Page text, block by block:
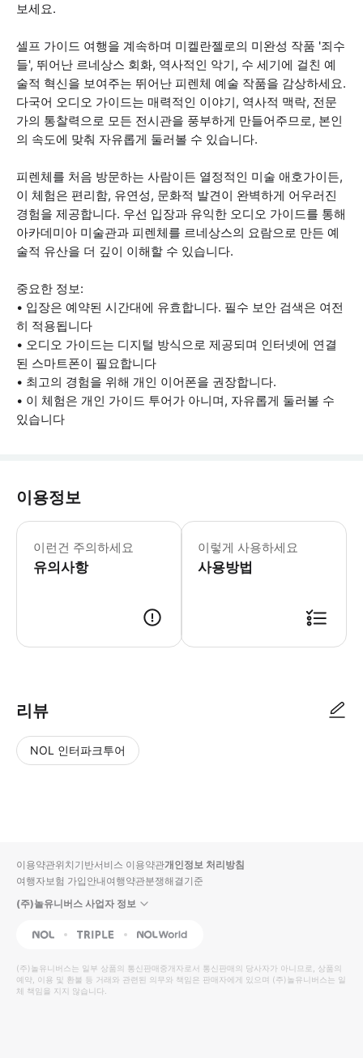
보세요.
셀프 가이드 여행을 계속하며 미켈란젤로의 미완성 작품 '죄수
들', 뛰어난 르네상스 회화, 역사적인 악기, 수 세기에 걸친 예
술적 혁신을 보여주는 뛰어난 피렌체 예술 작품을 감상하세요.
다국어 오디오 가이드는 매력적인 이야기, 역사적 맥락, 전문
가의 통찰력으로 모든 전시관을 풍부하게 만들어주므로, 본인
의 속도에 맞춰 자유롭게 둘러볼 수 있습니다.
피렌체를 처음 방문하는 사람이든 열정적인 미술 애호가이든,
이 체험은 편리함, 유연성, 문화적 발견이 완벽하게 어우러진
경험을 제공합니다. 우선 입장과 유익한 오디오 가이드를 통해
아카데미아 미술관과 피렌체를 르네상스의 요람으로 만든 예
술적 유산을 더 깊이 이해할 수 있습니다.
중요한 정보:
• 입장은 예약된 시간대에 유효합니다. 필수 보안 검색은 여전
히 적용됩니다
• 오디오 가이드는 디지털 방식으로 제공되며 인터넷에 연결
된 스마트폰이 필요합니다
• 최고의 경험을 위해 개인 이어폰을 권장합니다.
• 이 체험은 개인 가이드 투어가 아니며, 자유롭게 둘러볼 수
있습니다
이용정보
이런건 주의하세요
유의사항
이렇게 사용하세요
사용방법
리뷰
NOL 인터파크투어
입니
다.
높
은
순
동
영
상
순
상
이용약관위치기반서비스 이용약관개인정보 처리방침
여행자보험 가입안내여행약관분쟁해결기준
(주)놀유니버스 사업자 정보
NOL Triple Interpark Global
(주)놀유니버스는 일부 상품의 통신판매중개자로서 통신판매의 당사자가 아니므로, 상품의
예약, 이용 및 환불 등 거래와 관련된 의무와 책임은 판매자에게 있으며 (주)놀유니버스는 일
체 책임을 지지 않습니다.